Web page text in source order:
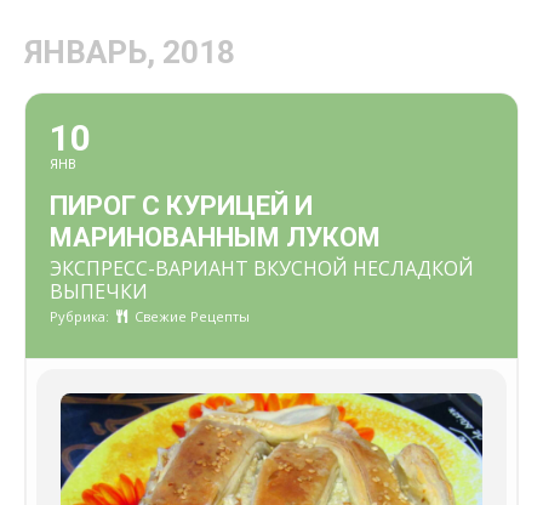
ЯНВАРЬ, 2018
10
ЯНВ
ПИРОГ С КУРИЦЕЙ И
МАРИНОВАННЫМ ЛУКОМ
ЭКСПРЕСС-ВАРИАНТ ВКУСНОЙ НЕСЛАДКОЙ
ВЫПЕЧКИ
Рубрика: Свежие Рецепты